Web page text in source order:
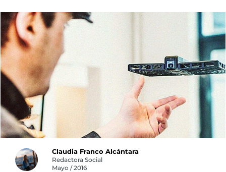
Claudia Franco Alcántara
Redactora Social
Mayo / 2016